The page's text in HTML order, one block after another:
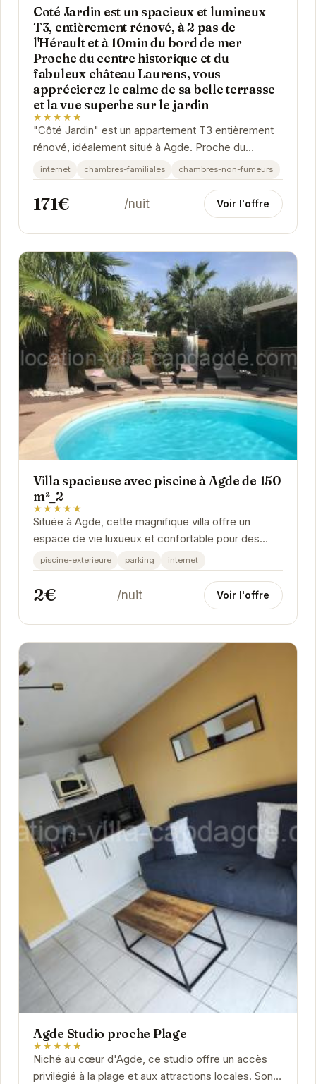
Coté Jardin est un spacieux et lumineux
T3, entièrement rénové, à 2 pas de
l'Hérault et à 10min du bord de mer
Proche du centre historique et du
fabuleux château Laurens, vous
apprécierez le calme de sa belle terrasse
et la vue superbe sur le jardin
★★★★★
"Côté Jardin" est un appartement T3 entièrement
rénové, idéalement situé à Agde. Proche du
centre-ville, des commerces et des attractions...
internet chambres-familiales chambres-non-fumeurs
171€ /nuit Voir l'offre
Villa spacieuse avec piscine à Agde de 150
m²_2
★★★★★
Située à Agde, cette magnifique villa offre un
espace de vie luxueux et confortable pour des
vacances parfaites. La piscine privée est
l'endroit...
piscine-exterieure parking internet
2€ /nuit Voir l'offre
Agde Studio proche Plage
★★★★★
Niché au cœur d'Agde, ce studio offre un accès
privilégié à la plage et aux attractions locales. Son